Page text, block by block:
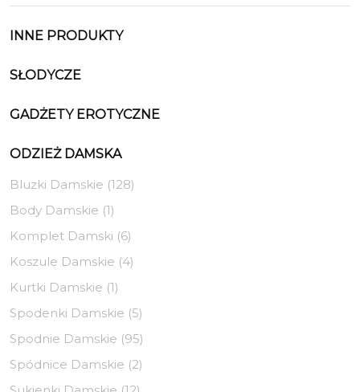
INNE PRODUKTY
SŁODYCZE
GADŻETY EROTYCZNE
ODZIEŻ DAMSKA
Bluzki Damskie (128)
Body Damskie (1)
Komplet Damski (6)
Koszule Damskie (4)
Kurtki Damskie (1)
Spodenki Damskie (5)
Spodnie Damskie (95)
Spódnice Damskie (2)